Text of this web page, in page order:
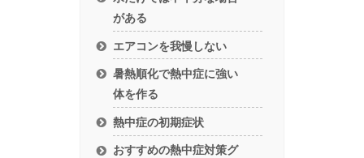
がある
エアコンを我慢しない
暑熱順化で熱中症に強い
体を作る
熱中症の初期症状
おすすめの熱中症対策グ